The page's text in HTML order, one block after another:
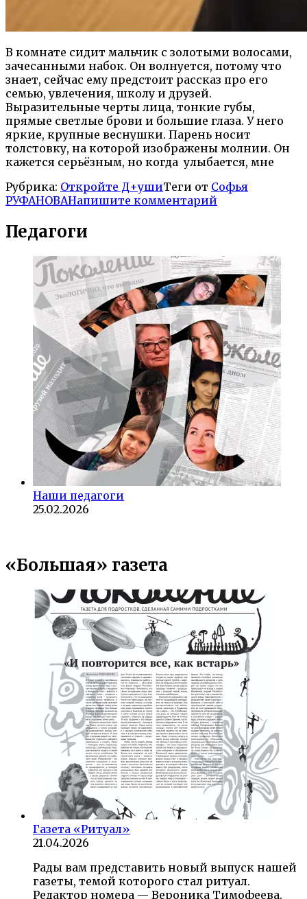
В комнате сидит мальчик с золотыми волосами,
зачесанными набок. Он волнуется, потому что
знает, сейчас ему предстоит рассказ про его
семью, увлечения, школу и друзей.
Выразительные черты лица, тонкие губы,
прямые светлые брови и большие глаза. У него
яркие, крупные веснушки. Парень носит
толстовку, на которой изображены молнии. Он
кажется серьёзным, но когда улыбается, мне
Рубрика: Откройте Д+ушиТеги от Софья
РУФАНОВАНапишите комментарий
Педагоги
Наши педагоги
25.02.2026
«Большая» газета
Газета «Ритуал»
21.04.2026
Рады вам представить новый выпуск нашей
газеты, темой которого стал ритуал.
Редактор номера — Вероника Тимофеева.